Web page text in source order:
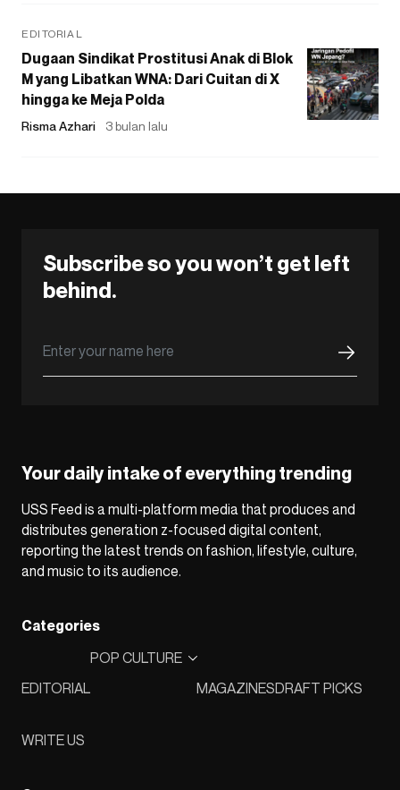
EDITORIAL
Dugaan Sindikat Prostitusi Anak di Blok
M yang Libatkan WNA: Dari Cuitan di X
hingga ke Meja Polda
Risma Azhari 3 bulan lalu
Subscribe so you won’t get left
behind.
Your daily intake of everything trending
USS Feed is a multi-platform media that produces and
distributes generation z-focused digital content,
reporting the latest trends on fashion, lifestyle, culture,
and music to its audience.
Categories
EDITORIAL
POP CULTURE
MAGAZINESDRAFT PICKS
WRITE US